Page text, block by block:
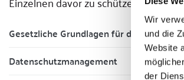
Wir
und die
Website
der
Gesetzliche Grundlagen für den
Datenschutzmanagement